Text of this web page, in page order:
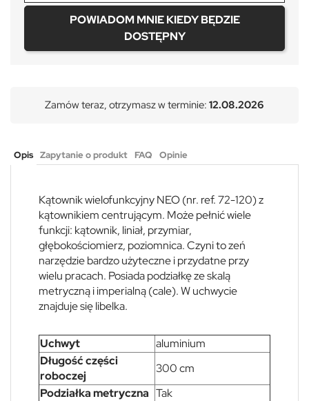
POWIADOM MNIE KIEDY BĘDZIE
DOSTĘPNY
Zamów teraz, otrzymasz w terminie: 12.08.2026
Opis Zapytanie o produkt FAQ Opinie
Kątownik wielofunkcyjny NEO (nr. ref. 72-120) z
kątownikiem centrującym. Może pełnić wiele
funkcji: kątownik, liniał, przymiar,
głębokościomierz, poziomnica. Czyni to zeń
narzędzie bardzo użyteczne i przydatne przy
wielu pracach. Posiada podziałkę ze skalą
metryczną i imperialną (cale). W uchwycie
znajduje się libelka.
Uchwyt
aluminium
Długość części
roboczej
300 cm
Podziałka metryczna Tak